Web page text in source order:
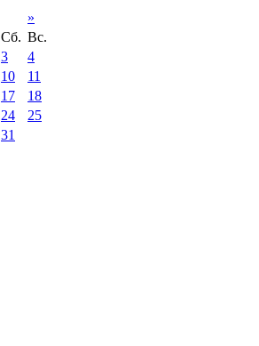
»
Сб. Вс.
3
4
10
11
17
18
24
25
31